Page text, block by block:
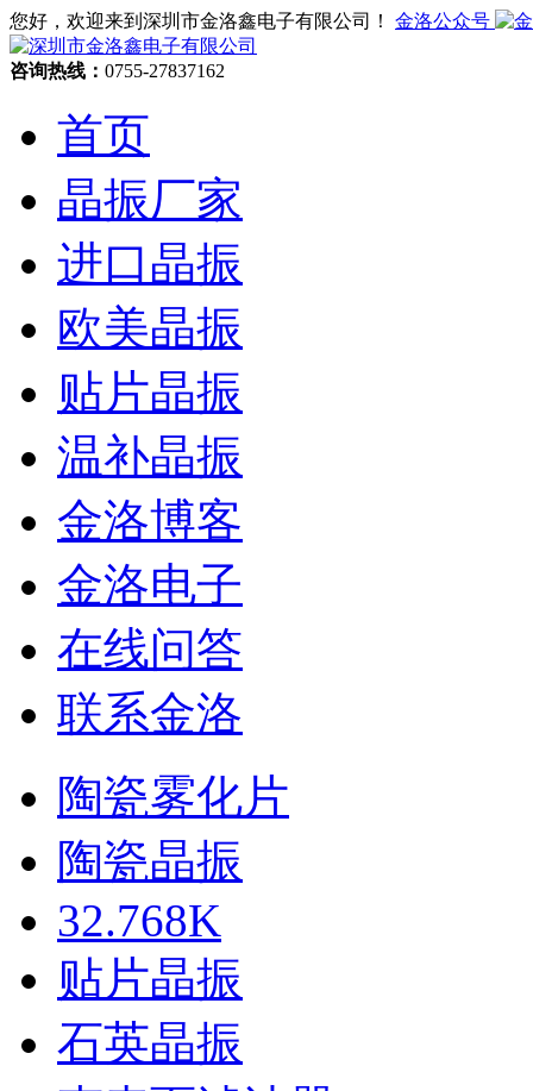
您好，欢迎来到深圳市金洛鑫电子有限公司！ 金洛公众号
咨询热线： 0755-27837162
首页
晶振厂家
进口晶振
欧美晶振
贴片晶振
温补晶振
金洛博客
金洛电子
在线问答
联系金洛
陶瓷雾化片
陶瓷晶振
32.768K
贴片晶振
石英晶振